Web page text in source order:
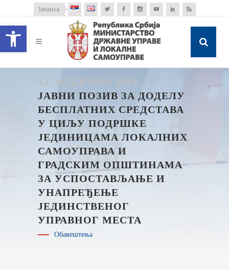
Open toolbar
latinica
12. ФЕБРУАРА 2024.
ЈАВНИ ПОЗИВ ЗА ДОДЕЛУ
БЕСПЛАТНИХ СРЕДСТАВА
У ЦИЉУ ПОДРШКЕ
ЈЕДИНИЦАМА ЛОКАЛНИХ
САМОУПРАВА И
ГРАДСКИМ ОПШТИНАМА
ЗА УСПОСТАВЉАЊЕ И
УНАПРЕЂЕЊЕ
ЈЕДИНСТВЕНОГ
УПРАВНОГ МЕСТА
Обавештења